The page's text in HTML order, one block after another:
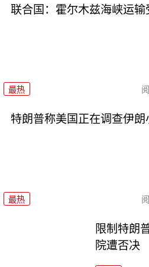
联合国：霍尔木兹海峡运
最热
特朗普称美国正在调查伊朗
最热
限制特朗
院遭否决